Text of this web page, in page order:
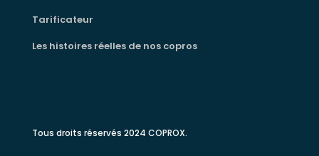
Tarificateur
Les histoires réelles de nos copros
Tous droits réservés 2024 COPROX.